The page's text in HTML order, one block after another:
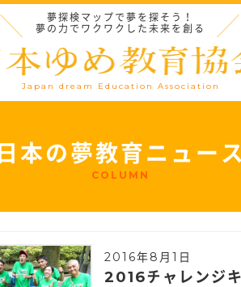
夢探検マップで夢を探そう！
夢の力でワクワクした未来を創る
Japan dream Education Association
日本の夢教育ニュース
COLUMN
2016年8月1日
2016チャレンジ